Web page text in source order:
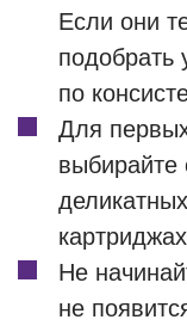
Если они
по
Для
Не
не